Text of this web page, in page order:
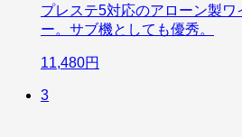
プレステ5対応のアローン製ワ
ー。サブ機としても優秀。
11,480円
3